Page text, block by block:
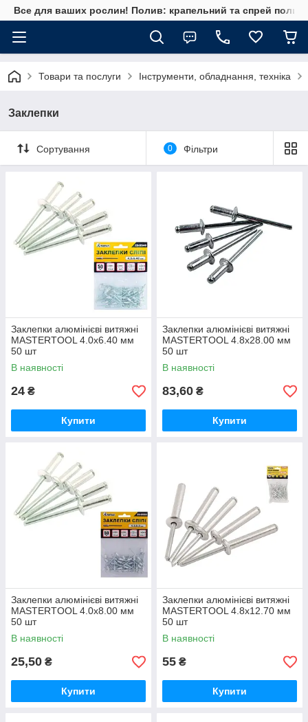
Все для ваших рослин! Полив: крапельний та спрей полив,
Товари та послуги Інструменти, обладнання, техніка
Заклепки
Сортування 0 Фільтри
Заклепки алюмінієві витяжні
MASTERTOOL 4.0х6.40 мм
50 шт
В наявності
24 ₴
Купити
Заклепки алюмінієві витяжні
MASTERTOOL 4.8х28.00 мм
50 шт
В наявності
83,60 ₴
Купити
Заклепки алюмінієві витяжні
MASTERTOOL 4.0х8.00 мм
50 шт
В наявності
25,50 ₴
Купити
Заклепки алюмінієві витяжні
MASTERTOOL 4.8х12.70 мм
50 шт
В наявності
55 ₴
Купити